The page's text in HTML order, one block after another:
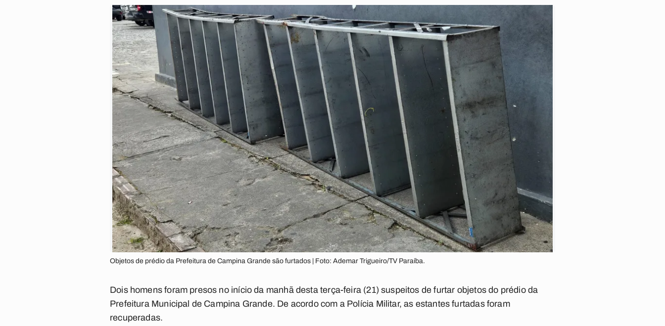
Objetos de prédio da Prefeitura de Campina Grande são furtados | Foto: Ademar Trigueiro/TV Paraíba.
Dois homens foram presos no início da manhã desta terça-feira (21) suspeitos de furtar objetos do prédio da
Prefeitura Municipal de Campina Grande. De acordo com a Polícia Militar, as estantes furtadas foram
recuperadas.